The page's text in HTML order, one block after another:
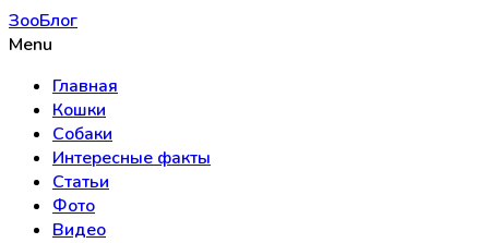
ЗооБлог
Menu
Главная
Кошки
Собаки
Интересные факты
Статьи
Фото
Видео